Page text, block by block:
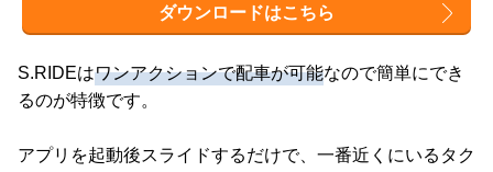
ダウンロードはこちら
S.RIDEはワンアクションで配車が可能なので簡単にでき
るのが特徴です。
アプリを起動後スライドするだけで、一番近くにいるタク